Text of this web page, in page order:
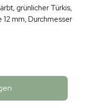
grünlicher Türkis,
mm, Durchmesser